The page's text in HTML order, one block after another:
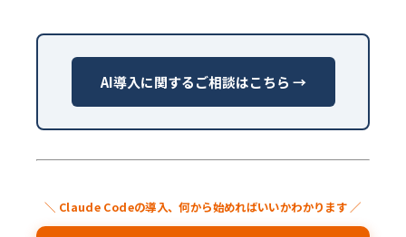
AI導入に関するご相談はこちら →
＼ Claude Codeの導入、何から始めればいいかわかります ／